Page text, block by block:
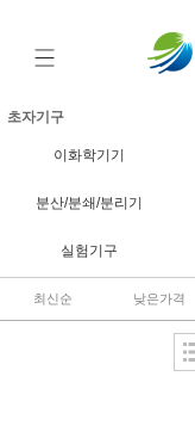
초자기구
이화학기기
분산/분쇄/분리기
실험기구
최신순 낮은가격